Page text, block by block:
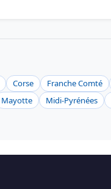
Corse Franche Comté
Mayotte Midi-Pyrénées